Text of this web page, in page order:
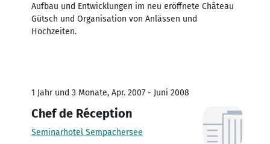
Aufbau und Entwicklungen im neu eröffnete Château
Gütsch und Organisation von Anlässen und
Hochzeiten.
1 Jahr und 3 Monate, Apr. 2007 - Juni 2008
Chef de Réception
Seminarhotel Sempachersee